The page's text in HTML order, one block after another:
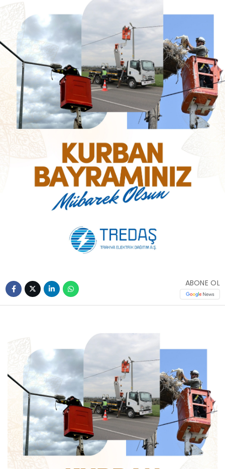
ABONE OL